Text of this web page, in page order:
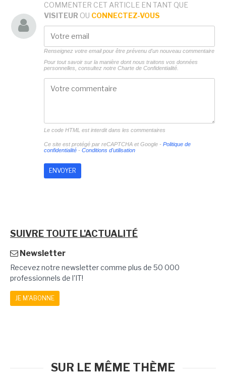
COMMENTER CET ARTICLE EN TANT QUE
VISITEUR OU CONNECTEZ-VOUS
Renseignez votre email pour être prévenu d'un nouveau commentaire
Pour tout savoir sur la manière dont nous traitons vos données
personnelles, consultez notre Charte de Confidentialité.
Le code HTML est interdit dans les commentaires
Ce site est protégé par reCAPTCHA et Google - Politique de
confidentialité- Conditions d'utilisation
SUIVRE TOUTE L'ACTUALITÉ
Newsletter
Recevez notre newsletter comme plus de 50 000
professionnels de l'IT!
JE M'ABONNE
SUR LE MÊME THÈME